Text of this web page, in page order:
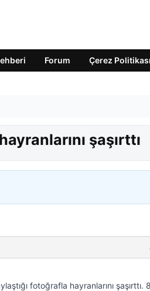
Forum Çerez Politikası
şaşırttı
fotoğrafla hayranlarını şaşırttı.